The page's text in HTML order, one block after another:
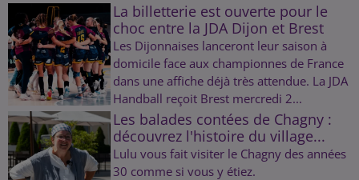
La billetterie est ouverte pour le
choc entre la JDA Dijon et Brest
Les Dijonnaises lanceront leur saison à
domicile face aux championnes de France
dans une affiche déjà très attendue. La JDA
Handball reçoit Brest mercredi 2...
Les balades contées de Chagny :
découvrez l'histoire du village...
Lulu vous fait visiter le Chagny des années
30 comme si vous y étiez.